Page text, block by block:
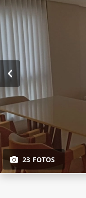
23 FOTOS